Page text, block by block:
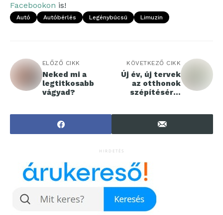
Facebookon is!
Autó Autóbérlés Legénybúcsú Limuzin
ELŐZŐ CIKK
Neked mi a
legtitkosabb
vágyad?
KÖVETKEZŐ CIKK
Új év, új tervek
az otthonok
szépítésére,
HIRDETÉS